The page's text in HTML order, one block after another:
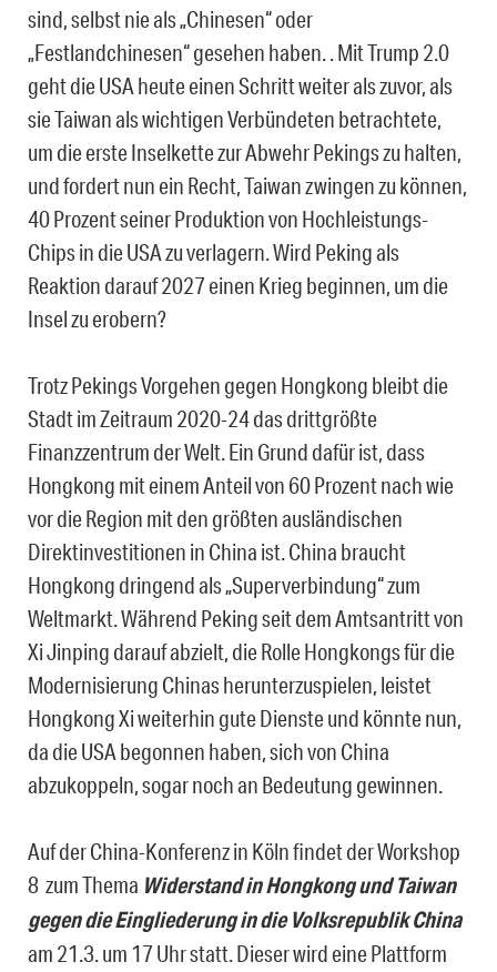
sind, selbst nie als „Chinesen“ oder
„Festlandchinesen“ gesehen haben. . Mit Trump 2.0
geht die USA heute einen Schritt weiter als zuvor, als
sie Taiwan als wichtigen Verbündeten betrachtete,
um die erste Inselkette zur Abwehr Pekings zu halten,
und fordert nun ein Recht, Taiwan zwingen zu können,
40 Prozent seiner Produktion von Hochleistungs-
Chips in die USA zu verlagern. Wird Peking als
Reaktion darauf 2027 einen Krieg beginnen, um die
Insel zu erobern?
Trotz Pekings Vorgehen gegen Hongkong bleibt die
Stadt im Zeitraum 2020-24 das drittgrößte
Finanzzentrum der Welt. Ein Grund dafür ist, dass
Hongkong mit einem Anteil von 60 Prozent nach wie
vor die Region mit den größten ausländischen
Direktinvestitionen in China ist. China braucht
Hongkong dringend als „Superverbindung“ zum
Weltmarkt. Während Peking seit dem Amtsantritt von
Xi Jinping darauf abzielt, die Rolle Hongkongs für die
Modernisierung Chinas herunterzuspielen, leistet
Hongkong Xi weiterhin gute Dienste und könnte nun,
da die USA begonnen haben, sich von China
abzukoppeln, sogar noch an Bedeutung gewinnen.
Auf der China-Konferenz in Köln findet der Workshop
8 zum Thema Widerstand in Hongkong und Taiwan
gegen die Eingliederung in die Volksrepublik China
am 21.3. um 17 Uhr statt. Dieser wird eine Plattform